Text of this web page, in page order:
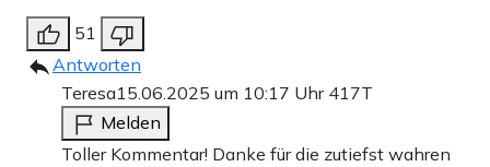
51
Antworten
Teresa15.06.2025 um 10:17 Uhr 417T
Melden
Toller Kommentar! Danke für die zutiefst wahren